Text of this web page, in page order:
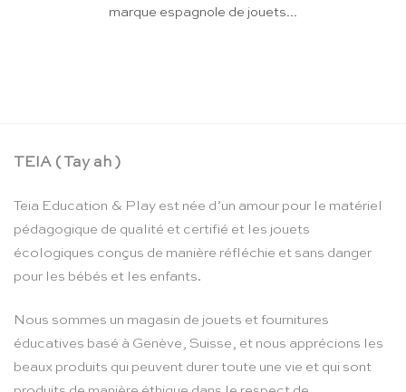
marque espagnole de jouets...
TEIA ( Tay ah )
Teia Education & Play est née d’un amour pour le matériel
pédagogique de qualité et certifié et les jouets
écologiques conçus de manière réfléchie et sans danger
pour les bébés et les enfants.
Nous sommes un magasin de jouets et fournitures
éducatives basé à Genève, Suisse, et nous apprécions les
beaux produits qui peuvent durer toute une vie et qui sont